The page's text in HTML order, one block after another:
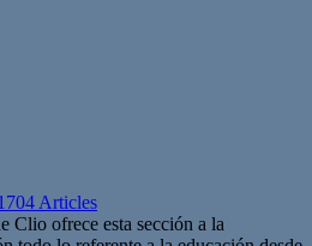
Articles
Clio ofrece esta sección a la